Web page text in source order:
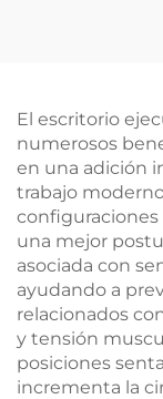
El escritorio
numerosos
en una adición
trabajo
una mejor
asociada con
ayudando a
relacionados
y tensión
posiciones
incrementa la